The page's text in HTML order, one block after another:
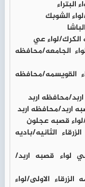
الجامعه/محافظه
القويسمه/محافظه
الثانيه/باديه
لواء قصبه اربد/
الزرقاء الاولى/لواء